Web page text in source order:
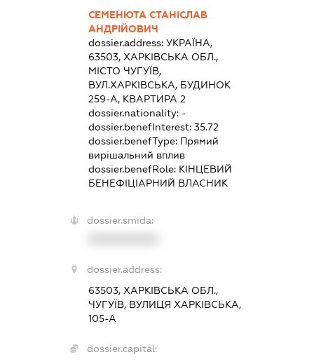
СЕМЕНЮТА СТАНІСЛАВ
АНДРІЙОВИЧ
dossier.address: УКРАЇНА,
63503, ХАРКІВСЬКА ОБЛ.,
МІСТО ЧУГУЇВ,
ВУЛ.ХАРКІВСЬКА, БУДИНОК
259-А, КВАРТИРА 2
dossier.nationality: -
dossier.benefInterest: 35.72
dossier.benefType: Прямий
вирішальний вплив
dossier.benefRole: КІНЦЕВИЙ
БЕНЕФІЦІАРНИЙ ВЛАСНИК
dossier.smida:
dossier.address:
63503, ХАРКІВСЬКА ОБЛ.,
ЧУГУЇВ, ВУЛИЦЯ ХАРКІВСЬКА,
105-А
dossier.capital: